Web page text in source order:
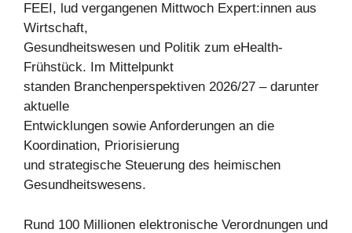
FEEI, lud vergangenen Mittwoch Expert:innen aus
Wirtschaft,
Gesundheitswesen und Politik zum eHealth-
Frühstück. Im Mittelpunkt
standen Branchenperspektiven 2026/27 – darunter
aktuelle
Entwicklungen sowie Anforderungen an die
Koordination, Priorisierung
und strategische Steuerung des heimischen
Gesundheitswesens.
Rund 100 Millionen elektronische Verordnungen und